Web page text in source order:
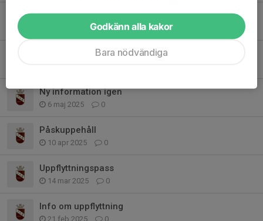
Information
21 sep 2025 0
Uppstart hösten 2025
Ny information igen
6 maj 2025 0
Påskuppehåll
10 apr 2025 0
Uppflyttningspass
14 mar 2025 0
Info om uppflyttning
21 feb 2025 0
Godkänn alla kakor
Bara nödvändiga